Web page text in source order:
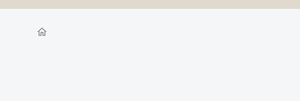
home